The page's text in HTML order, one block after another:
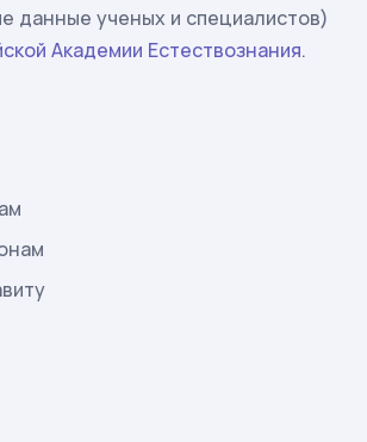
данные ученых и специалистов)
Академии Естествознания.